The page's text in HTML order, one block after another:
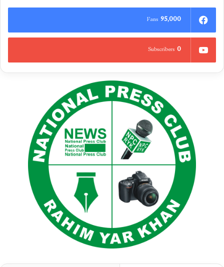
95,000
Fans
0
Subscribers